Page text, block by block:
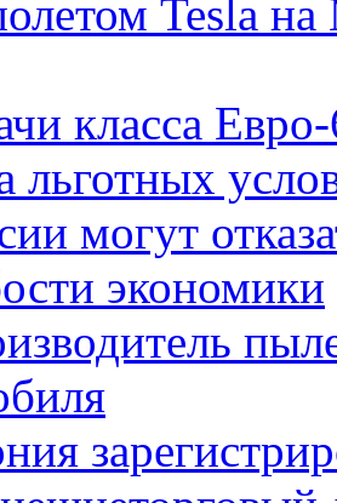
Tesla
класса
льготных
могут
экономики